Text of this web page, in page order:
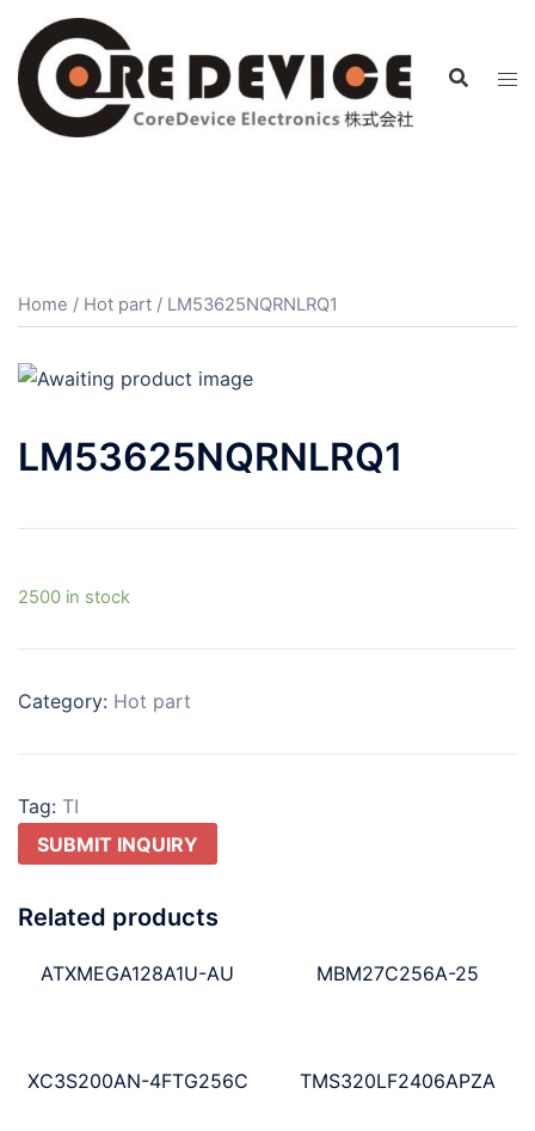
Home / Hot part / LM53625NQRNLRQ1
LM53625NQRNLRQ1
2500 in stock
Category: Hot part
Tag: TI
SUBMIT INQUIRY
Related products
ATXMEGA128A1U-AU MBM27C256A-25
XC3S200AN-4FTG256C TMS320LF2406APZA